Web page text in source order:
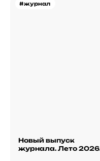
#журнал
Новый выпуск
журнала. Лето